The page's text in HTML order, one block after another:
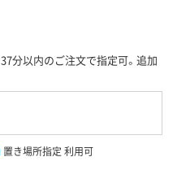
37分以内のご注文で指定可。追加
置き場所指定 利用可